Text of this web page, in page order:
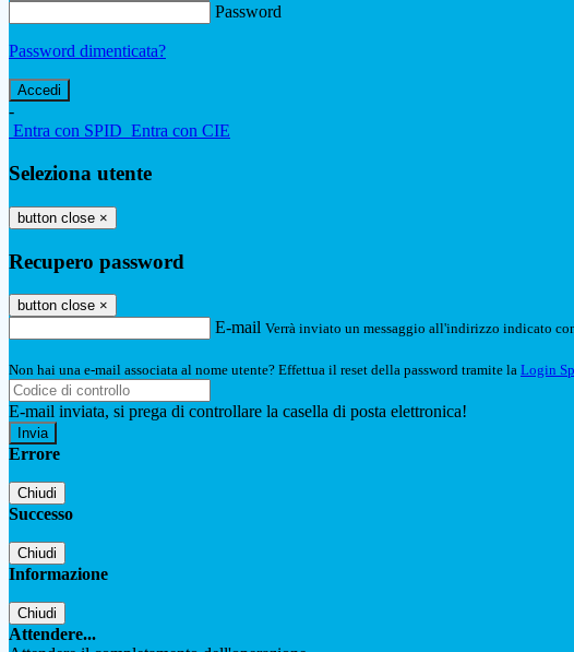
Password
Password dimenticata?
-
Entra con SPID Entra con CIE
Seleziona utente
button close ×
Recupero password
button close ×
E-mail Verrà inviato un messaggio all'indirizzo indicato
Non hai una e-mail associata al nome utente? Effettua il reset della password tramite la Login
E-mail inviata, si prega di controllare la casella di posta elettronica!
Errore
Chiudi
Successo
Chiudi
Informazione
Chiudi
Attendere...